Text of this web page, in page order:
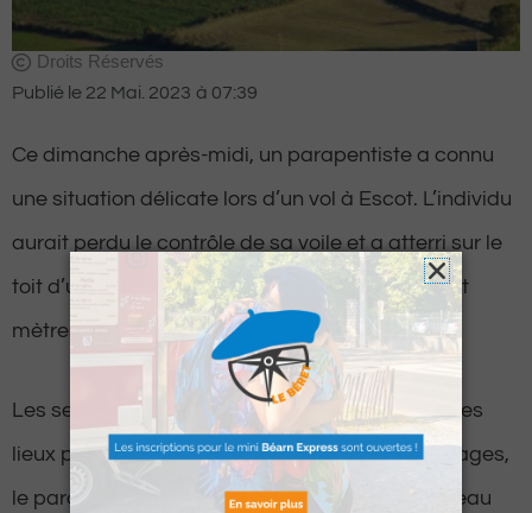
Droits Réservés
Publié le 22 Mai. 2023 à 07:39
Ce dimanche après-midi, un parapentiste a connu
une situation délicate lors d’un vol à Escot. L’individu
aurait perdu le contrôle de sa voile et a atterri sur le
toit d’une maison, à une distance d’environ cent
mètres de la zone d’atterrissage prévue.
Les secours ont rapidement été dépêchés sur les
lieux pour lui venir en aide. Selon leurs témoignages,
le parapentiste se plaignait de douleurs au niveau